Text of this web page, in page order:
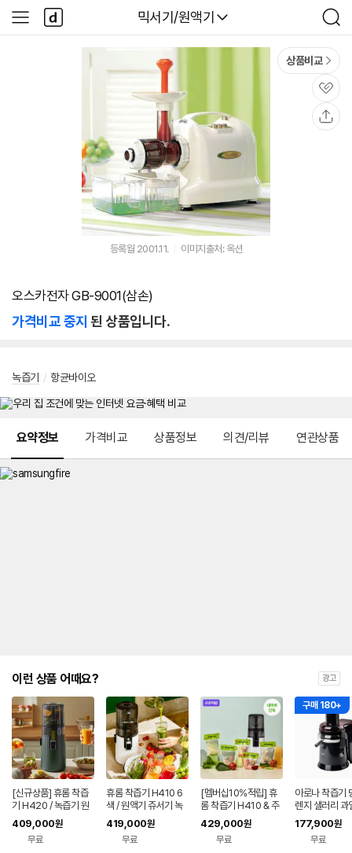
다나와
믹서기/원액기
검
색
사
이
다
나
와
상품비교
관
심
등록월 2001.11. 이미지출처: 옥션
오스카전자 GB-9001(삼손)
가격비교 중지 된 상품입니다.
녹즙기 / 항균바이오
요약정보 가격비교 상품정보 의견/리뷰 연관상품
이런 상품 어때요? 광고
[신규상품] 휴롬 착즙
기 H420 / 녹즙기 원
액기 쥬서기 엔자임주
스
409,000원
무료
휴롬 착즙기 H410 6
색 / 원액기 쥬서기 녹
즙기
419,000원
무료
[멤버십10%적립] 휴
롬 착즙기 H410 & 주
스키트 5팩 세트 / 원액
기 쥬서기 녹즙기
429,000원
무료
구매 180+
아로나 착즙기
렌지 샐러리 과
기 원액기 녹즙
CJ-2000
177,900원
무료